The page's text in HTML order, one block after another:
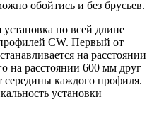
обойтись и без брусьев.
по всей длине
CW. Первый от
на расстоянии
на расстоянии 600 мм друг
середины каждого профиля.
установки